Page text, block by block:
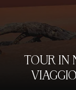
TOUR IN